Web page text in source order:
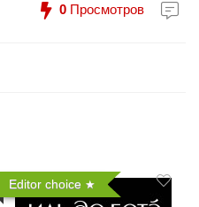
0 Просмотров
Editor choice